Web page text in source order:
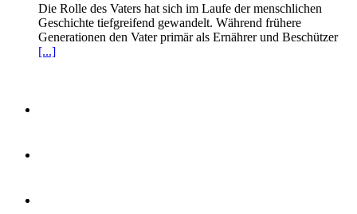
Die Rolle des Vaters hat sich im Laufe der menschlichen
Geschichte tiefgreifend gewandelt. Während frühere
Generationen den Vater primär als Ernährer und Beschützer
[...]